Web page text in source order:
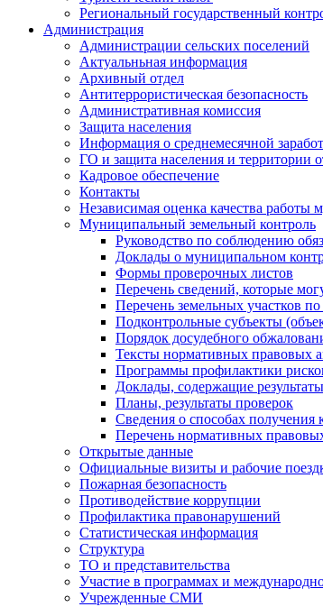
Региональный государственный
Администрация
Администрации сельских поселений
Актуальньная информация
Архивный отдел
Антитеррористическая безопасность
Административная комиссия
Защита населения
Информация о среднемесячной
ГО и защита населения и территории
Кадровое обеспечение
Контакты
Независимая оценка качества
Муниципальный земельный контроль
Руководство по соблюдению
Доклады о муниципальном
Формы проверочных листов
Перечень сведений, которые
Перечень земельных участков
Подконтрольные субъекты
Порядок досудебного
Тексты нормативных правовых
Программы профилактики
Доклады, содержащие
Планы, результаты проверок
Сведения о способах получения
Перечень нормативных
Открытые данные
Официальные визиты и рабочие
Пожарная безопасность
Противодействие коррупции
Профилактика правонарушений
Статистическая информация
Структура
ТО и представительства
Участие в программах и
Учрежденные СМИ